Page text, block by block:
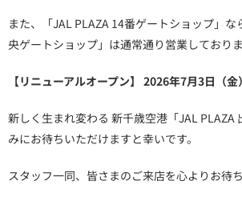
また、「JAL PLAZA 14番ゲートショップ」な
央ゲートショップ」は通常通り営業しておりま
【リニューアルオープン】 2026年7月3日（金
新しく生まれ変わる 新千歳空港「JAL PLAZA
みにお待ちいただけますと幸いです。
スタッフ一同、皆さまのご来店を心よりお待